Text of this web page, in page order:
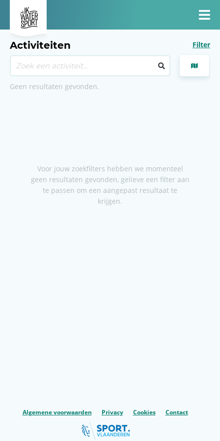
Activiteiten Filter
Geen resultaten gevonden.
Voor jouw zoekfilters hebben we momenteel
geen resultaten gevonden, gelieve een filter aan
te passen om een aangepast resultaat te
krijgen.
Algemene voorwaarden Privacy Cookies Contact